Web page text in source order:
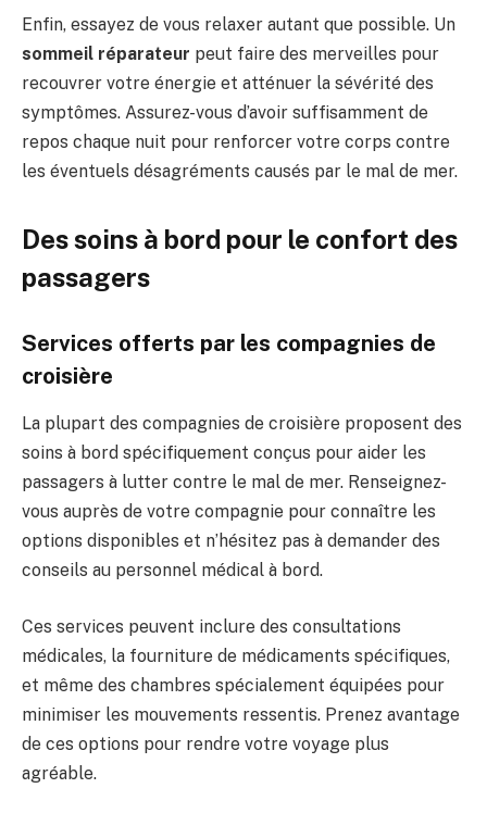
Enfin, essayez de vous relaxer autant que possible. Un
sommeil réparateur peut faire des merveilles pour
recouvrer votre énergie et atténuer la sévérité des
symptômes. Assurez-vous d’avoir suffisamment de
repos chaque nuit pour renforcer votre corps contre
les éventuels désagréments causés par le mal de mer.
Des soins à bord pour le confort des
passagers
Services offerts par les compagnies de
croisière
La plupart des compagnies de croisière proposent des
soins à bord spécifiquement conçus pour aider les
passagers à lutter contre le mal de mer. Renseignez-
vous auprès de votre compagnie pour connaître les
options disponibles et n’hésitez pas à demander des
conseils au personnel médical à bord.
Ces services peuvent inclure des consultations
médicales, la fourniture de médicaments spécifiques,
et même des chambres spécialement équipées pour
minimiser les mouvements ressentis. Prenez avantage
de ces options pour rendre votre voyage plus
agréable.